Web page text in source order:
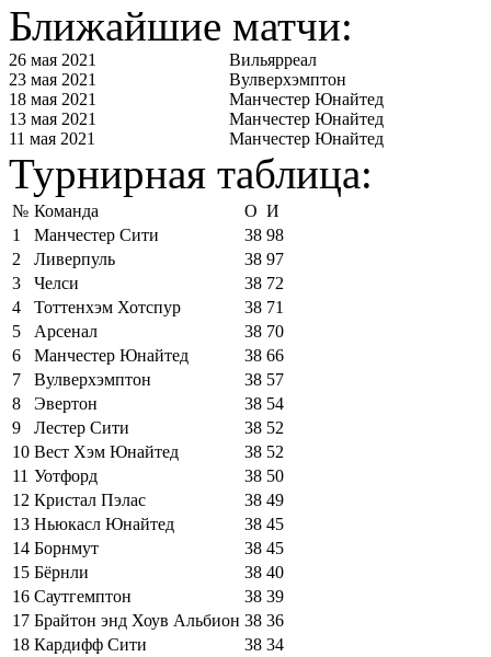
Ближайшие матчи:
26 мая 2021
Вильярреал
23 мая 2021
Вулверхэмптон
18 мая 2021
Манчестер Юнайтед
13 мая 2021
Манчестер Юнайтед
11 мая 2021
Манчестер Юнайтед
Турнирная таблица:
№ Команда О И
1
Манчестер Сити 38 98
2
Ливерпуль 38 97
3
Челси 38 72
4
Тоттенхэм Хотспур 38 71
5
Арсенал 38 70
6
Манчестер Юнайтед 38 66
7
Вулверхэмптон 38 57
8
Эвертон 38 54
9
Лестер Сити 38 52
10 Вест Хэм Юнайтед 38 52
11 Уотфорд 38 50
12 Кристал Пэлас 38 49
13 Ньюкасл Юнайтед 38 45
14 Борнмут 38 45
15 Бёрнли 38 40
16 Саутгемптон 38 39
17 Брайтон энд Хоув Альбион 38 36
18 Кардифф Сити 38 34